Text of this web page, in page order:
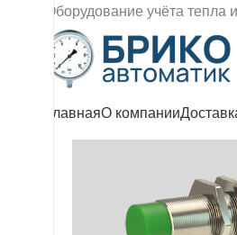
Оборудование учёта
ГлавнаяО компании